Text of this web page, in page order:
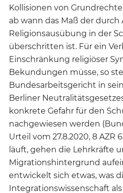
Kollisionen von
ab wann das Maß der durch
Religionsausübung in der
überschritten ist. Für ein
Einschränkung religiöser
Bekundungen müsse, so
Bundesarbeitsgericht in
Berliner
konkrete Gefahr für den
nachgewiesen werden
Urteil vom 27.8.2020, 8 AZR
läuft, gehen die Lehrkräfte
Migrationshintergrund
entwickelt sich etwas, was
Integrationswissenschaft als